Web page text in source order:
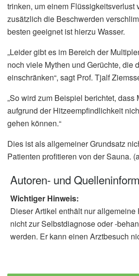
trinken, um einem Flüssigkeitsverlust
zusätzlich die Beschwerden
besten geeignet ist hierzu Wasser.
„Leider gibt es im Bereich der
noch viele Mythen und Gerüchte, die
einschränken“, sagt Prof. Tjalf
„So wird zum Beispiel berichtet, dass
aufgrund der Hitzeempfindlichkeit
gehen können.“
Dies ist als allgemeiner Grundsatz
Patienten profitieren von der Sauna.
Autoren- und
Wichtiger Hinweis:
Dieser Artikel enthält nur
nicht zur Selbstdiagnose oder -
werden. Er kann einen Arztbesuch